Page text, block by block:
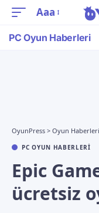
Aaa
PC Oyun Haberleri
OyunPress > Oyun Haberleri
PC OYUN HABERLERI
Epic
ücretsiz